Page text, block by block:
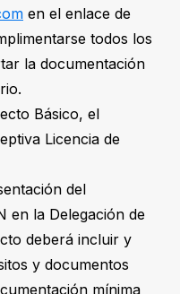
en el enlace de
todos los
la documentación
Básico, el
Licencia de
del
en la Delegación de
deberá incluir y
y documentos
mínima